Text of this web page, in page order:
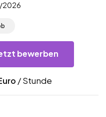
bewerben
/ Stunde